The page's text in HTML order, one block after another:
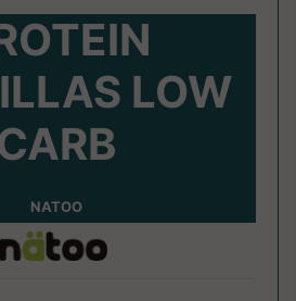
LOW
NATOO